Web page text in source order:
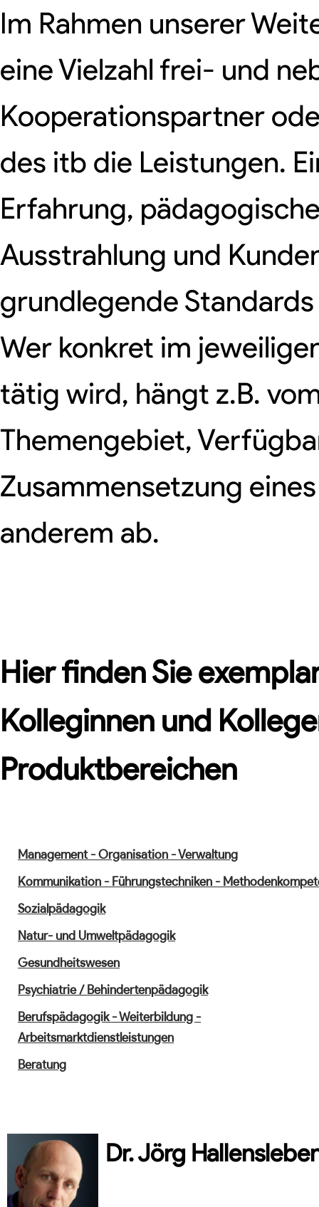
Im Rahmen unserer
eine Vielzahl frei- und
Kooperationspartner
des itb die Leistungen.
Erfahrung,
Ausstrahlung und
grundlegende
Wer konkret im
tätig wird, hängt z.B.
Themengebiet,
Zusammensetzung
anderem ab.
Hier finden Sie
Kolleginnen und
Produktbereichen
Management - Organisation - Verwaltung
Kommunikation - Führungstechniken -
Sozialpädagogik
Natur- und Umweltpädagogik
Gesundheitswesen
Psychiatrie / Behindertenpädagogik
Berufspädagogik - Weiterbildung -
Arbeitsmarktdienstleistungen
Beratung
Dr.Jörg